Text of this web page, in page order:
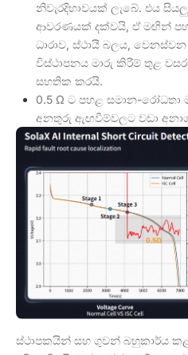
නිවැරදිභාවයක් ලැබේ. එය
ආවරණයක් දක්වයි, ඒ මඟින්
ධාරාව, ස්ථායී බලය, වෙනස්වන
විස්ථාපනය මාරු කිරීම් තුළ
සහතික කරයි.
0.5 Ω ට පහළ සමාන-
අනතුරු ඇඟවීම්වලට වඩා
ස්ථාපකයින් සහ ගුවන් බහුකාර්ය